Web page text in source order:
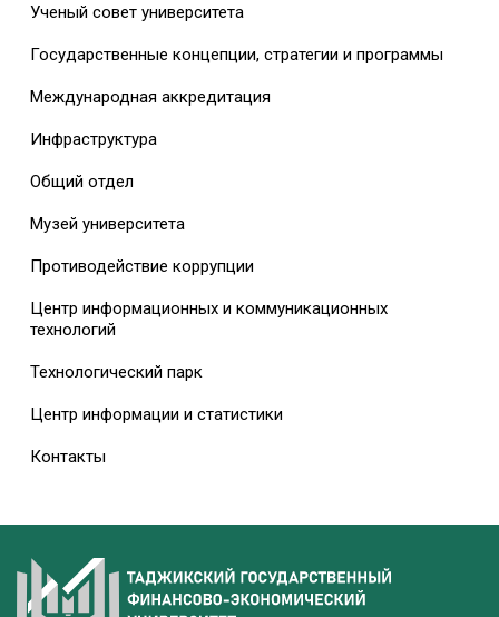
Ученый совет университета
Государственные концепции, стратегии и программы
Международная аккредитация
Инфраструктура
Общий отдел
Музей университета
Противодействие коррупции
Центр информационных и коммуникационных
технологий
Технологический парк
Центр информации и статистики
Контакты